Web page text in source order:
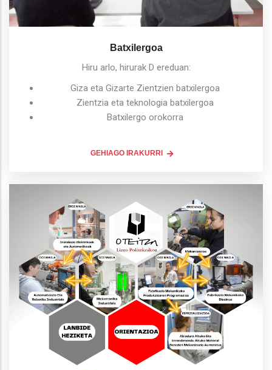
Batxilergoa
Hiru arlo, hirurak D ereduan:
Giza eta Gizarte Zientzien batxilergoa
Zientzia eta teknologia batxilergoa
Batxilergo orokorra
GEHIAGO IRAKURRI